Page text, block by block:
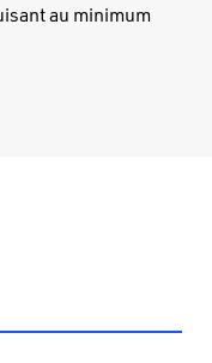
au minimum